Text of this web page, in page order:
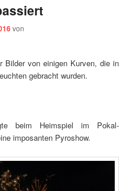
von
Bilder von einigen Kurven, die in
gebracht wurden.
beim Heimspiel im Pokal-
imposanten Pyroshow.